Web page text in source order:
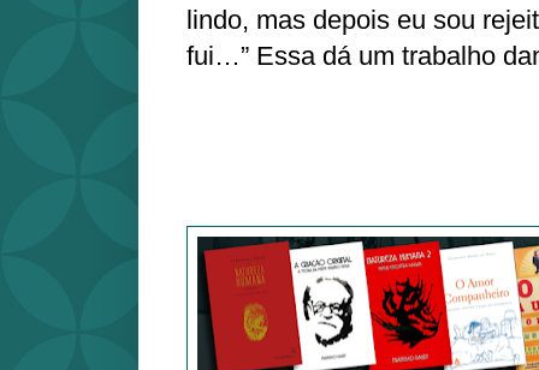
lindo, mas depois eu sou
fui…” Essa dá um trabalho